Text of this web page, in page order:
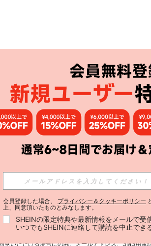
ちら： アプリ
を購読する
NEWSの購読には「
意いただける場合にのみ、メールアドレス、SMS用電
会員登録した場合、 プライバシー＆クッキーポリシー
上、同意頂いたものとみなします。
SHEINの限定特典や最新情報をメールで受
いつでもSHEINに連絡して購読を中止でき